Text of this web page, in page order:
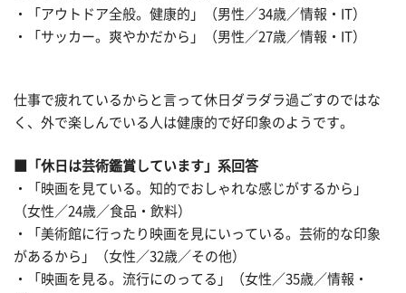
・「アウトドア全般。健康的」（男性／34歳／情報・IT）
・「サッカー。爽やかだから」（男性／27歳／情報・IT）
仕事で疲れているからと言って休日ダラダラ過ごすのではな
く、外で楽しんでいる人は健康的で好印象のようです。
■「休日は芸術鑑賞しています」系回答
・「映画を見ている。知的でおしゃれな感じがするから」
（女性／24歳／食品・飲料）
・「美術館に行ったり映画を見にいっている。芸術的な印象
があるから」（女性／32歳／その他）
・「映画を見る。流行にのってる」（女性／35歳／情報・